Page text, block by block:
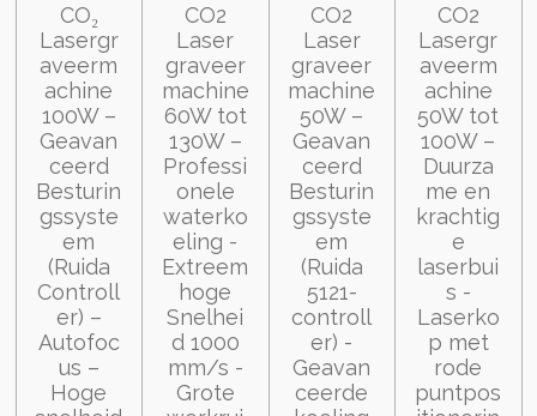
CO₂
Lasergr
aveerm
achine
100W –
Geavan
ceerd
Besturin
gssyste
em
(Ruida
Controll
er) –
Autofoc
us –
Hoge
CO2
Laser
graveer
machine
60W tot
130W –
Professi
onele
waterko
eling -
Extreem
hoge
Snelhei
d 1000
mm/s -
Grote
CO2
Laser
graveer
machine
50W –
Geavan
ceerd
Besturin
gssyste
em
(Ruida
5121-
controll
er) -
Geavan
ceerde
CO2
Lasergr
aveerm
achine
50W tot
100W –
Duurza
me en
krachtig
e
laserbui
s -
Laserko
p met
rode
puntpos